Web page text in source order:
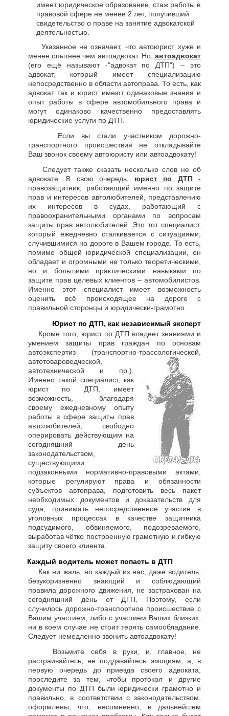
имеет юридическое образование, стаж работы в
правовой сфере не менее 2 лет, получивший
свидетельство о праве на занятие адвокатской
деятельностью.
Указанное не означает, что автоюрист хуже и
менее опытнее чем автоадвокат. Но, автоадвокат
(его ещё называют -"адвокат по ДТП") – это
адвокат, который имеет специализацию
непосредственно в области автоправа. То есть, как
адвокат так и юрист имеют одинаковые знания и
опыт работы в сфере автомобильного права и
могут одинаково качественно предоставлять
юридические услуги по ДТП.
Если вы стали участником дорожно-
транспортного происшествия не откладывайте
Ваш звонок своему автоюристу или автоадвокату!
Следует также сказать несколько слов не об
адвокате. В свою очередь, юрист по ДТП-
правозащитник, работающий именно по защите
прав и интересов автолюбителей, представлению
их интересов в судах, работающий с
правоохранительными органами по вопросам
защиты прав автолюбителей. Это тот специалист,
который ежедневно сталкивается с ситуациями,
случившимися на дороге в Вашем городе. То есть,
помимо общей юридической специализации, он
обладает и огромными не только теоретическими,
но и большими практическими навыками по
защите прав целевых клиентов – автомобилистов.
Именно этот специалист имеет возможность
оценить всё происходящее на дороге с
правильной сторонцы и юридически-грамотно.
Юрист по ДТП, как независимый эксперт
Кроме того, юрист по ДТП владеет знаниями и
умением защиты прав граждан по основам
автоэкспертиз (транспортно-трассологической,
автотовароведческой,
автотехнической и пр.).
Именно такой специалист, как
юрист по ДТП, имеет
возможность, благодаря
своему ежедневному опыту
работы в сфере защиты прав
автолюбителей, свободно
оперировать действующим на
сегодняшний день
законодательством,
существующими
подзаконными нормативно-правовыми актами,
которые регулируют права и обязанности
субъектов автоправа, подготовить весь пакет
необходимых документов и доказательств для
суда, принимать непосредственное участие в
уголовных процессах в качестве защитника
подсудимого, обвиняемого, подозреваемого,
выработав чётко построенную грамотную и гибкую
защиту своего клиента.
Каждый водитель может попасть в ДТП
Как ни жаль, но каждый из нас, даже водитель,
безукоризненно знающий и соблюдающий
правила дорожного движения, не застрахован на
сегодняшний день от ДТП. Поэтому, если
случилось дорожно-транспортное происшествие с
Вашим участием, либо с участием Ваших близких,
ни в коем случае не стоит терять самообладание.
Следует немедленно звонить автоадвокату!
Возьмите себя в руки, и, главное, не
растраивайтесь, не поддавайтесь эмоциям, а, в
первую очередь до приезда своего адвоката,
проследите за тем, чтобы протокол и другие
документы по ДТП были юридически грамотно и
правильно, в соответствии с законодательством,
оформлены, что, несомненно, в дальнейшем